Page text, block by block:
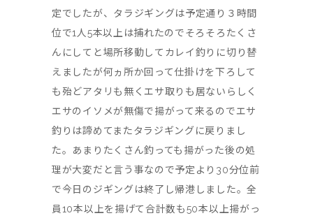
定でしたが、タラジギングは予定通り３時間
位で1人5本以上は捕れたのでそろそろたくさ
んにしてと場所移動してカレイ釣りに切り替
えましたが何ヵ所か回って仕掛けを下ろして
も殆どアタリも無くエサ取りも居ないらしく
エサのイソメが無傷で揚がって来るのでエサ
釣りは諦めてまたタラジギングに戻りまし
た。あまりたくさん釣っても揚がった後の処
理が大変だと言う事なので予定より30分位前
で今日のジギングは終了し帰港しました。全
員10本以上を揚げて合計数も50本以上揚がっ